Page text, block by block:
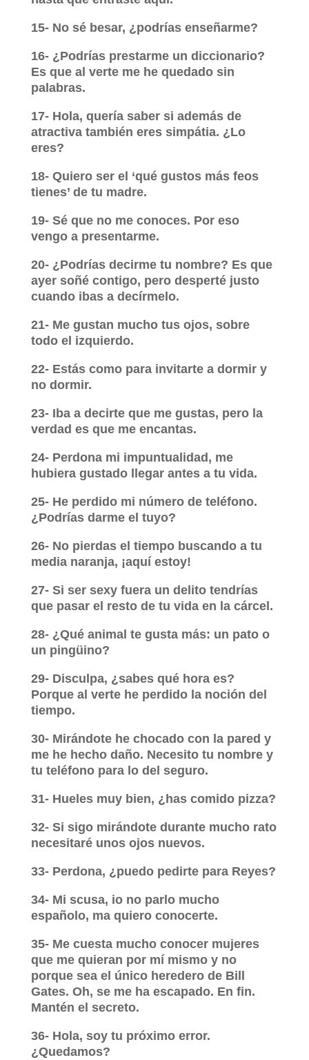
15- No sé besar, ¿podrías enseñarme?
16- ¿Podrías prestarme un diccionario?
Es que al verte me he quedado sin
palabras.
17- Hola, quería saber si además de
atractiva también eres simpátia. ¿Lo
eres?
18- Quiero ser el ‘qué gustos más feos
tienes’ de tu madre.
19- Sé que no me conoces. Por eso
vengo a presentarme.
20- ¿Podrías decirme tu nombre? Es que
ayer soñé contigo, pero desperté justo
cuando ibas a decírmelo.
21- Me gustan mucho tus ojos, sobre
todo el izquierdo.
22- Estás como para invitarte a dormir y
no dormir.
23- Iba a decirte que me gustas, pero la
verdad es que me encantas.
24- Perdona mi impuntualidad, me
hubiera gustado llegar antes a tu vida.
25- He perdido mi número de teléfono.
¿Podrías darme el tuyo?
26- No pierdas el tiempo buscando a tu
media naranja, ¡aquí estoy!
27- Si ser sexy fuera un delito tendrías
que pasar el resto de tu vida en la cárcel.
28- ¿Qué animal te gusta más: un pato o
un pingüino?
29- Disculpa, ¿sabes qué hora es?
Porque al verte he perdido la noción del
tiempo.
30- Mirándote he chocado con la pared y
me he hecho daño. Necesito tu nombre y
tu teléfono para lo del seguro.
31- Hueles muy bien, ¿has comido pizza?
32- Si sigo mirándote durante mucho rato
necesitaré unos ojos nuevos.
33- Perdona, ¿puedo pedirte para Reyes?
34- Mi scusa, io no parlo mucho
españolo, ma quiero conocerte.
35- Me cuesta mucho conocer mujeres
que me quieran por mí mismo y no
porque sea el único heredero de Bill
Gates. Oh, se me ha escapado. En fin.
Mantén el secreto.
36- Hola, soy tu próximo error.
¿Quedamos?